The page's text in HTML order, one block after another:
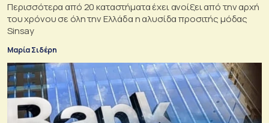
Περισσότερα από 20 καταστήματα έχει ανοίξει από την αρχή
του χρόνου σε όλη την Ελλάδα η αλυσίδα προσιτής μόδας
Sinsay
Μαρία Σιδέρη